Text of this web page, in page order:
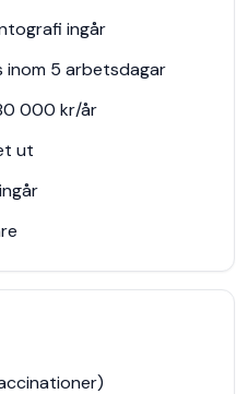
ingår
inom 5 arbetsdagar
000 kr/år
ut